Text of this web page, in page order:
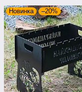
Новинка –20%